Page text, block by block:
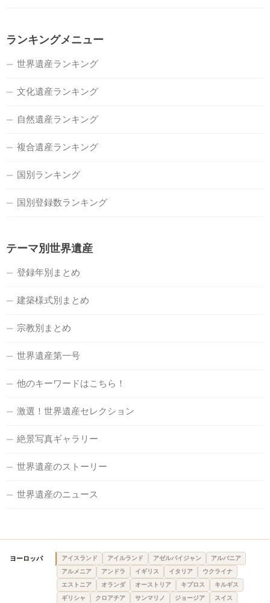
ランキングメニュー
世界遺産ランキング
文化遺産ランキング
自然遺産ランキング
複合遺産ランキング
国別ランキング
国別登録数ランキング
テーマ別世界遺産
登録年別まとめ
建築様式別まとめ
宗教別まとめ
世界遺産第一号
他のキーワードはこちら！
激選！世界遺産セレクション
絶景写真ギャラリー
世界遺産のストーリー
世界遺産のニュース
ヨーロッパ アイスランド アイルランド アゼルバイジャン
アルバニア
アルメニア
アンドラ イギリス イタリア
ウクライナ
エストニア
オランダ オーストリア キプロス
キルギス
ギリシャ
クロアチア サンマリノ ジョージア
スイス